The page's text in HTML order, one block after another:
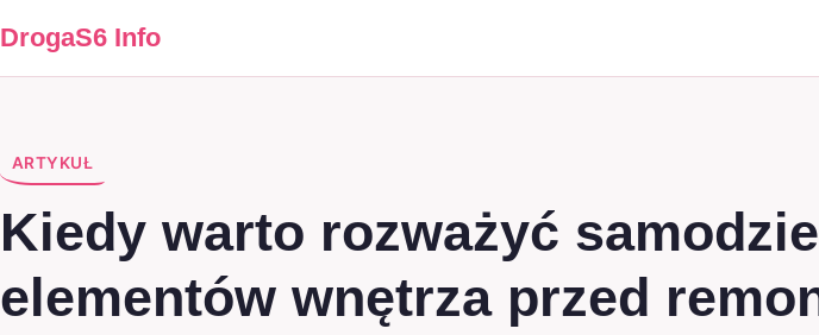
DrogaS6 Info
ARTYKUŁ
Kiedy warto rozważyć
elementów wnętrza przed